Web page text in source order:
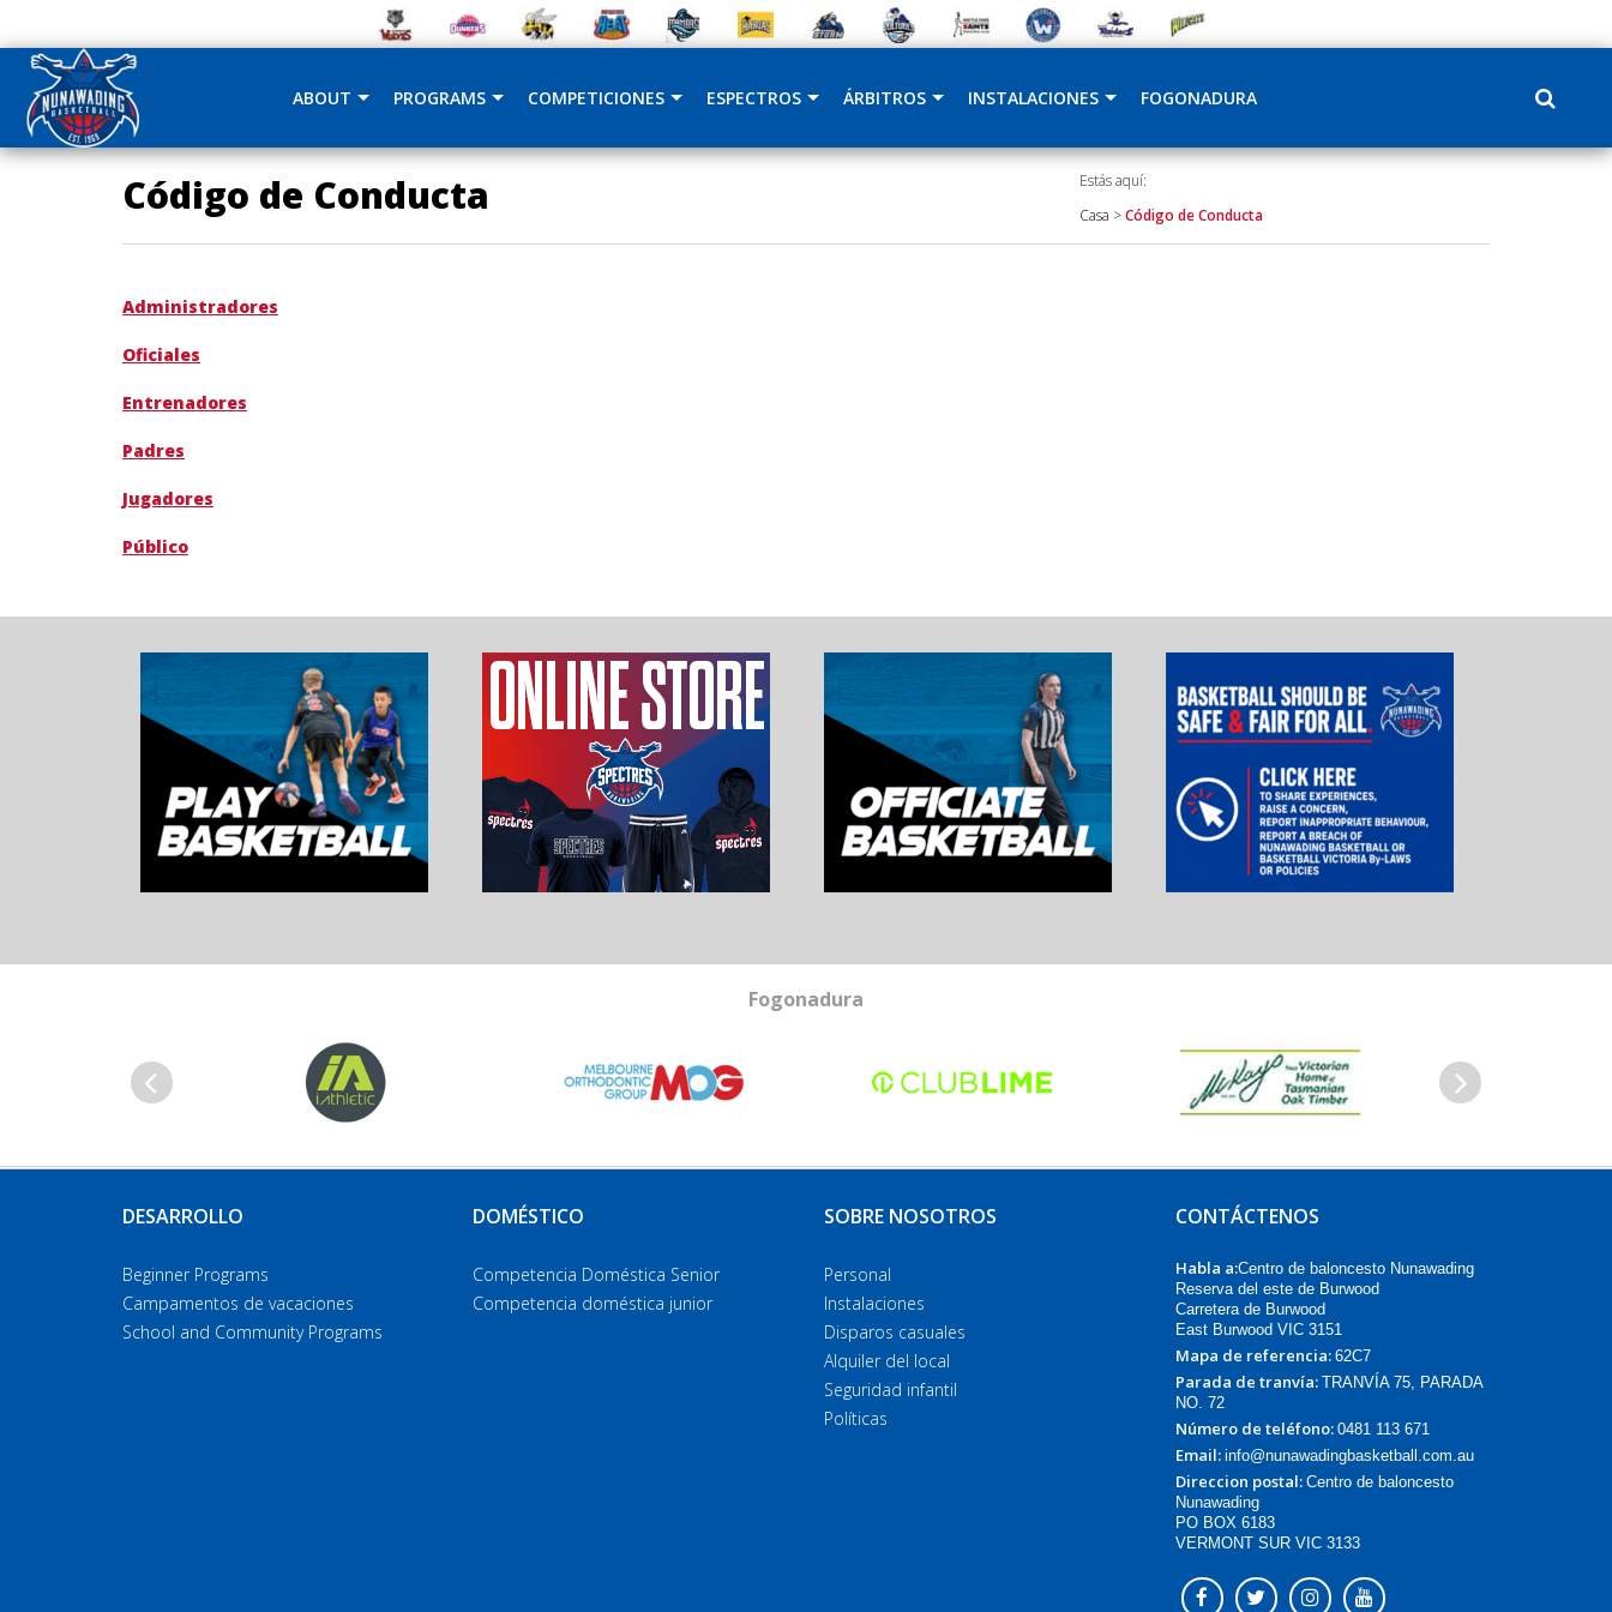
ABOUT PROGRAMS COMPETICIONES ESPECTROS ÁRBITROS INSTALACIONES FOGONADURA
Código de Conducta
Estás aquí:
Casa >Código de Conducta
Administradores
Oficiales
Entrenadores
Padres
Jugadores
Público
Fogonadura
DESARROLLO
Beginner Programs
Campamentos de vacaciones
School and Community Programs
DOMÉSTICO
Competencia Doméstica Senior
Competencia doméstica junior
SOBRE NOSOTROS
Personal
Instalaciones
Disparos casuales
Alquiler del local
Seguridad infantil
Políticas
CONTÁCTENOS
Habla a:Centro de baloncesto Nunawading
Reserva del este de Burwood
Carretera de Burwood
East Burwood VIC 3151
Mapa de referencia: 62C7
Parada de tranvía: TRANVÍA 75, PARADA
NO. 72
Número de teléfono: 0481 113 671
Email: info@nunawadingbasketball.com.au
Direccion postal: Centro de baloncesto
Nunawading
PO BOX 6183
VERMONT SUR VIC 3133